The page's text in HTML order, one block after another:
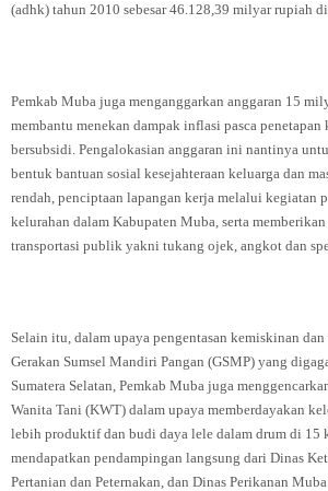
(adhk) tahun 2010 sebesar 46.128,39 milyar rupiah
Pemkab Muba juga menganggarkan anggaran 15
membantu menekan dampak inflasi pasca
bersubsidi. Pengalokasian anggaran ini nantinya
bentuk bantuan sosial kesejahteraan keluarga dan
rendah, penciptaan lapangan kerja melalui kegiatan
kelurahan dalam Kabupaten Muba, serta
transportasi publik yakni tukang ojek, angkot dan
Selain itu, dalam upaya pengentasan kemiskinan
Gerakan Sumsel Mandiri Pangan (GSMP) yang
Sumatera Selatan, Pemkab Muba juga
Wanita Tani (KWT) dalam upaya memberdayakan
lebih produktif dan budi daya lele dalam drum di 15
mendapatkan pendampingan langsung dari Dinas
Pertanian dan Peternakan, dan Dinas Perikanan